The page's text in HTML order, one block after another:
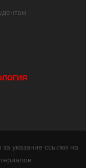
указание ссылки на